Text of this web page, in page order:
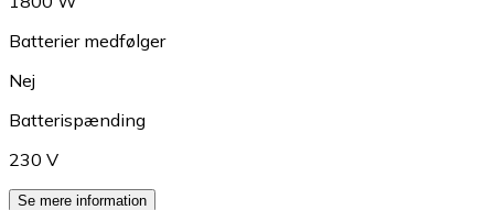
Batterier medfølger
Nej
Batterispænding
230 V
Se mere information